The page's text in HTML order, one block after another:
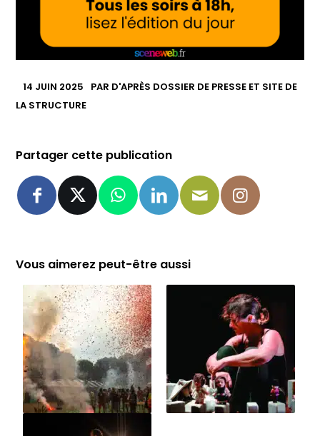
14 JUIN 2025 PAR D'APRÈS DOSSIER DE PRESSE ET SITE DE
LA STRUCTURE
Partager cette publication
Vous aimerez peut-être aussi